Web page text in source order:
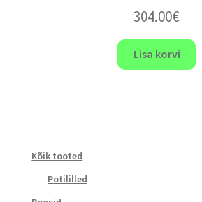
304.00€
Lisa korvi
Kõik tooted
Potililled